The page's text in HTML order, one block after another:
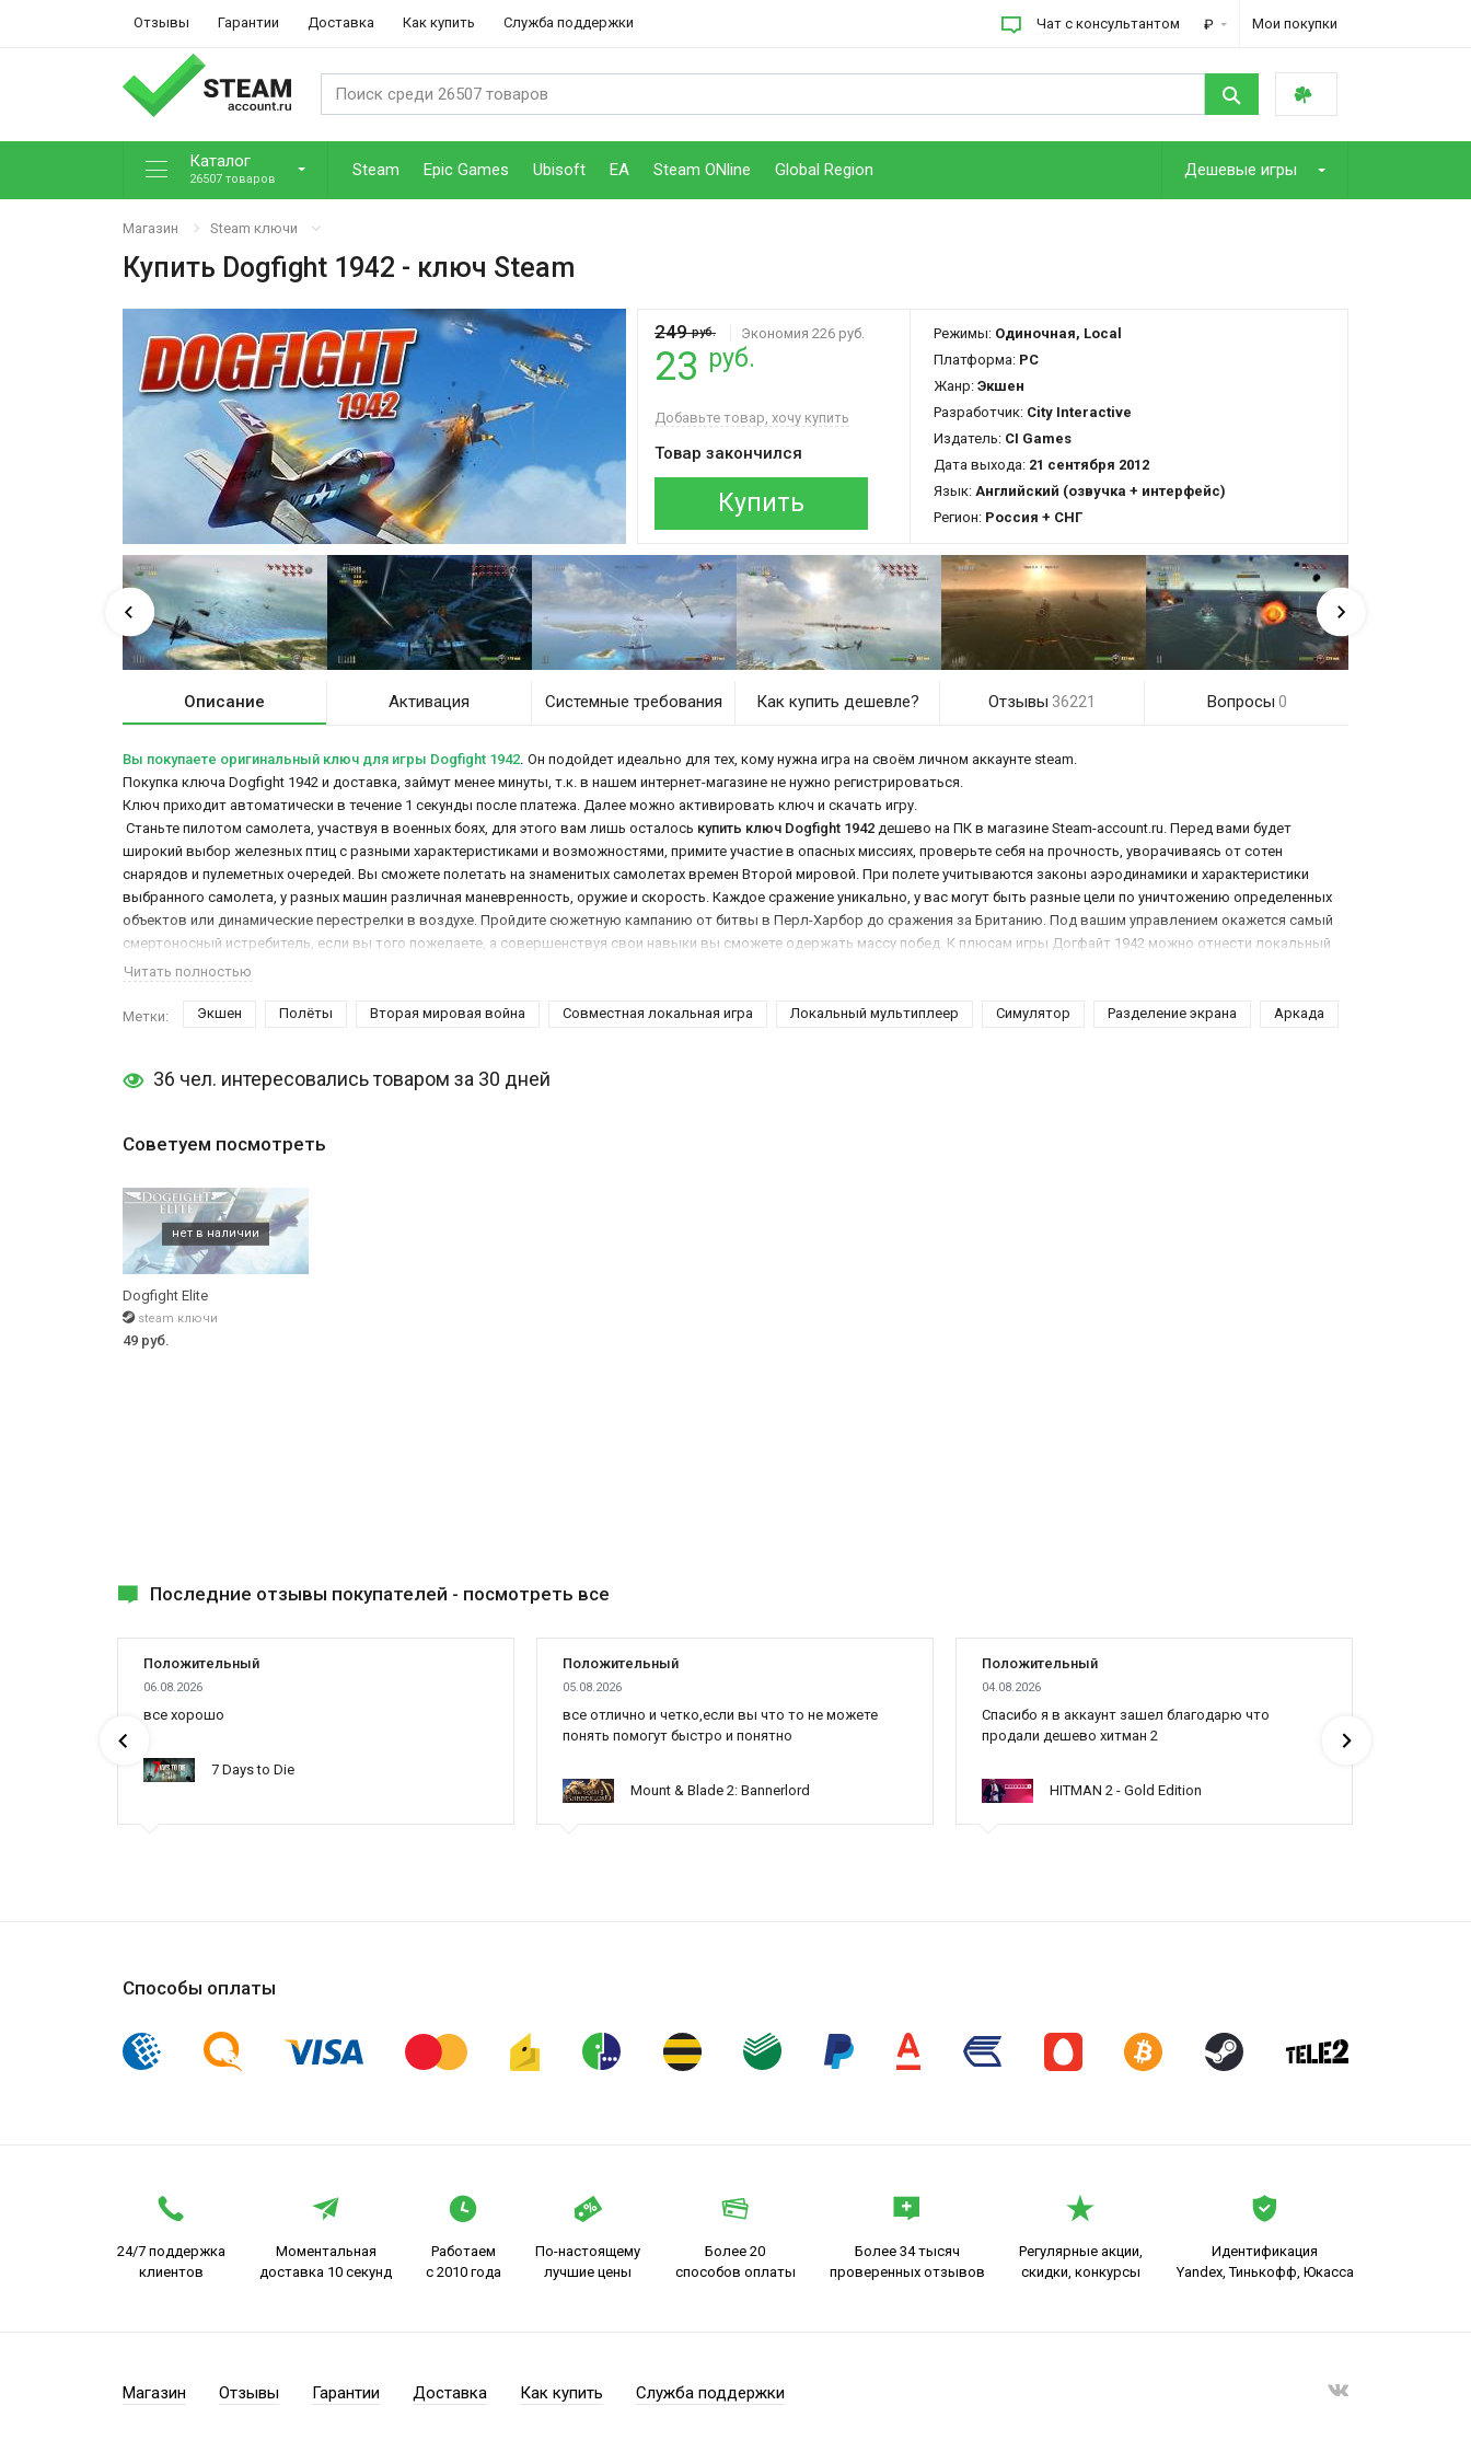
Отзывы Гарантии Доставка Как купить Служба поддержки Чат с консультантом ₽ Мои покупки
Каталог
26507 товаров Steam Epic Games Ubisoft EA Steam ONline Global Region Дешевые игры
Магазин Steam ключи
Купить Dogfight 1942 - ключ Steam
249руб. Экономия 226 руб.
23 руб.
Добавьте товар, хочу купить
Товар закончился
Купить
Режимы: Одиночная, Local
Платформа: PC
Жанр: Экшен
Разработчик: City Interactive
Издатель: CI Games
Дата выхода: 21 сентября 2012
Язык: Английский (озвучка + интерфейс)
Регион: Россия + СНГ
Описание Активация Системные требования Как купить дешевле? Отзывы 36221 Вопросы 0
Вы покупаете оригинальный ключ для игры Dogfight 1942. Он подойдет идеально для тех, кому нужна игра на своём личном аккаунте steam.
Покупка ключа Dogfight 1942 и доставка, займут менее минуты, т.к. в нашем интернет-магазине не нужно регистрироваться.
Ключ приходит автоматически в течение 1 секунды после платежа. Далее можно активировать ключ и скачать игру.
Станьте пилотом самолета, участвуя в военных боях, для этого вам лишь осталось купить ключ Dogfight 1942 дешево на ПК в магазине Steam-account.ru. Перед вами будет
широкий выбор железных птиц с разными характеристиками и возможностями, примите участие в опасных миссиях, проверьте себя на прочность, уворачиваясь от сотен
снарядов и пулеметных очередей. Вы сможете полетать на знаменитых самолетах времен Второй мировой. При полете учитываются законы аэродинамики и характеристики
выбранного самолета, у разных машин различная маневренность, оружие и скорость. Каждое сражение уникально, у вас могут быть разные цели по уничтожению определенных
объектов или динамические перестрелки в воздухе. Пройдите сюжетную кампанию от битвы в Перл-Харбор до сражения за Британию. Под вашим управлением окажется самый
смертоносный истребитель, если вы того пожелаете, а совершенствуя свои навыки вы сможете одержать массу побед. К плюсам игры Догфайт 1942 можно отнести локальный
мультиплеер, вы сможете проходить игру вместе с другом.
Читать полностью
Метки: Экшен Полёты Вторая мировая война Совместная локальная игра Локальный мультиплеер Симулятор Разделение экрана Аркада
36 чел. интересовались товаром за 30 дней
Советуем посмотреть
Dogfight Elite
steam ключи
49 руб.
Последние отзывы покупателей - посмотреть все
Положительный
06.08.2026
все хорошо
7 Days to Die
Положительный
05.08.2026
все отлично и четко,если вы что то не можете
понять помогут быстро и понятно
Mount & Blade 2: Bannerlord
Положительный
04.08.2026
Cпасибо я в аккаунт зашел благодарю что
продали дешево хитман 2
HITMAN 2 - Gold Edition
Способы оплаты
24/7 поддержка
клиентов
Моментальная
доставка 10 секунд
Работаем
с 2010 года
По-настоящему
лучшие цены
Более 20
способов оплаты
Более 34 тысяч
проверенных отзывов
Регулярные акции,
скидки, конкурсы
Идентификация
Yandex, Тинькофф, Юкасса
Магазин Отзывы Гарантии Доставка Как купить Служба поддержки